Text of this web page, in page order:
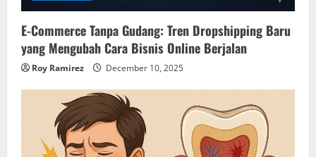
E-Commerce Tanpa Gudang: Tren Dropshipping Baru
yang Mengubah Cara Bisnis Online Berjalan
Roy Ramirez December 10, 2025